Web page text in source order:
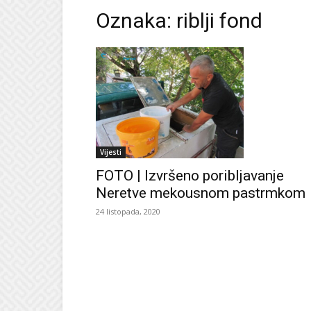
Oznaka: riblji fond
Vijesti
FOTO | Izvršeno poribljavanje
Neretve mekousnom pastrmkom
24 listopada, 2020